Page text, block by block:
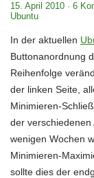
15. April 2010 · 6
Ubuntu
In der aktuellen
Buttonanordnung
Reihenfolge
der linken Seite,
Minimieren-
der verschiedenen
wenigen Wochen
Minimieren-
sollte dies der